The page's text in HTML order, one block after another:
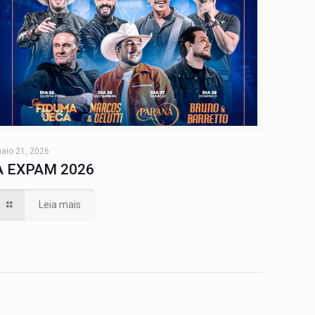
21, 2026
EXPAM 2026
Leia mais